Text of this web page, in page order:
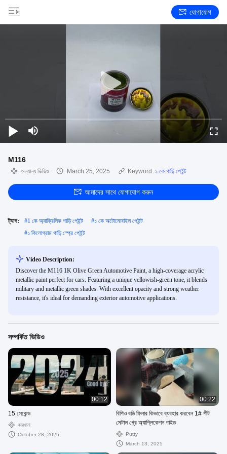
যোগাযোগ
M116
অন্যান্য ভিডিও March 25, 2025 Keyword: ১ কে গাড়ি পেইন্ট
আমাদের সাথে যোগাযোগ করুন
ট্যাগ: #1 কে অ্যাক্রিলিক গাড়ি পেইন্ট #১ কে অটোমোবাইল পেইন্ট
#১ কিলোগ্রাম গাড়ি স্প্রে পেইন্ট
Video Description:
Discover the M116 1K Olive Green Automotive Paint, a high-coverage acrylic
metallic paint perfect for cars. Featuring a unique yellowish-green tone, it blends
military and metallic green shades. With excellent opacity and strong weather
resistance, it's ideal for demanding exterior automotive applications.
সম্পর্কিত ভিডিও
00:12
15 সেকেন্ড
কারখানা
October 28, 2025
00:22
বিপিও বডি ফিলার কিভাবে ব্যবহার করবেন 1# শীট
মেটাল গ্রে অ্যাপ্লিকেশন গাইড
Putty
March 13, 2025